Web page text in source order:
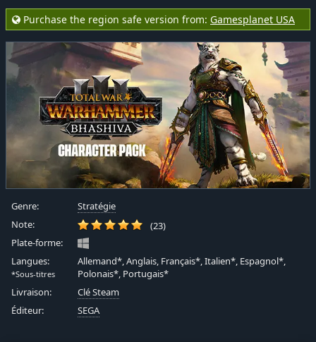
Purchase the region safe version from: Gamesplanet USA
Genre:
Stratégie
Note:
(23)
Plate-forme:
Langues:
*Sous-titres
Allemand*, Anglais, Français*, Italien*, Espagnol*,
Polonais*, Portugais*
Livraison:
Clé Steam
Éditeur:
SEGA